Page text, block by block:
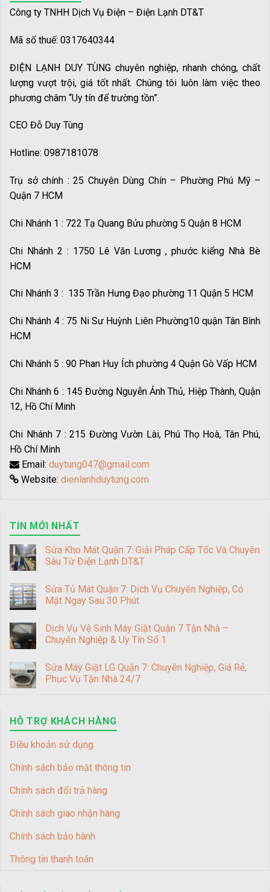
Công ty TNHH Dịch Vụ Điện – Điện Lạnh DT&T
Mã số thuế: 0317640344
ĐIỆN LẠNH DUY TÙNG chuyên nghiệp, nhanh chóng, chất
lượng vượt trội, giá tốt nhất. Chúng tôi luôn làm việc theo
phương châm “Uy tín để trường tồn”.
CEO Đỗ Duy Tùng
Hotline: 0987181078
Trụ sở chính : 25 Chuyên Dùng Chín – Phường Phú Mỹ –
Quận 7 HCM
Chi Nhánh 1 : 722 Tạ Quang Bửu phường 5 Quận 8 HCM
Chi Nhánh 2 : 1750 Lê Văn Lương , phước kiểng Nhà Bè
HCM
Chi Nhánh 3 : 135 Trần Hưng Đạo phường 11 Quận 5 HCM
Chi Nhánh 4 : 75 Ni Sư Huỳnh Liên Phường10 quận Tân Bình
HCM
Chi Nhánh 5 : 90 Phan Huy Ích phường 4 Quận Gò Vấp HCM
Chi Nhánh 6 : 145 Đường Nguyễn Ảnh Thủ, Hiệp Thành, Quận
12, Hồ Chí Minh
Chi Nhánh 7 : 215 Đường Vườn Lài, Phú Thọ Hoà, Tân Phú,
Hồ Chí Minh
Email: duytung047@gmail.com
Website: dienlanhduytung.com
TIN MỚI NHẤT
Sửa Kho Mát Quận 7: Giải Pháp Cấp Tốc Và Chuyên
Sâu Từ Điện Lạnh DT&T
Sửa Tủ Mát Quận 7: Dịch Vụ Chuyên Nghiệp, Có
Mặt Ngay Sau 30 Phút
Dịch Vụ Vệ Sinh Máy Giặt Quận 7 Tận Nhà –
Chuyên Nghiệp & Uy Tín Số 1
Sửa Máy Giặt LG Quận 7: Chuyên Nghiệp, Giá Rẻ,
Phục Vụ Tận Nhà 24/7
HỖ TRỢ KHÁCH HÀNG
Điều khoản sử dụng
Chính sách bảo mật thông tin
Chính sách đổi trả hàng
Chính sách giao nhận hàng
Chính sách bảo hành
Thông tin thanh toán